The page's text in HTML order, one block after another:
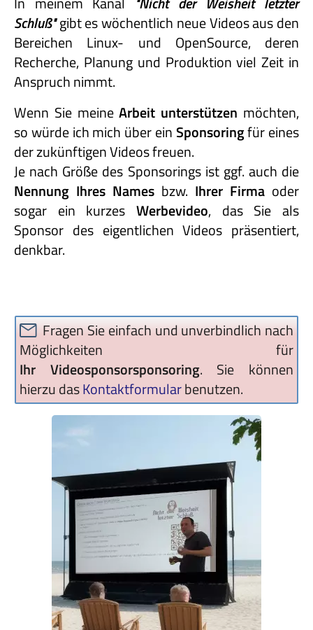
Schluß"gibt es wöchentlich neue Videos aus den
Bereichen Linux- und OpenSource, deren
Recherche, Planung und Produktion viel Zeit in
Anspruch nimmt.
Wenn Sie meineArbeit unterstützen möchten,
so würde ich mich über einSponsoringfür eines
der zukünftigen Videos freuen.
Je nach Größe des Sponsorings ist ggf. auch die
Nennung Ihres Names bzw. Ihrer Firma oder
sogar ein kurzes Werbevideo, das Sie als
Sponsor des eigentlichen Videos präsentiert,
denkbar.
Fragen Sie einfach und unverbindlich nach
Möglichkeiten für
Ihr Videosponsorsponsoring. Sie können
hierzu dasKontaktformularbenutzen.